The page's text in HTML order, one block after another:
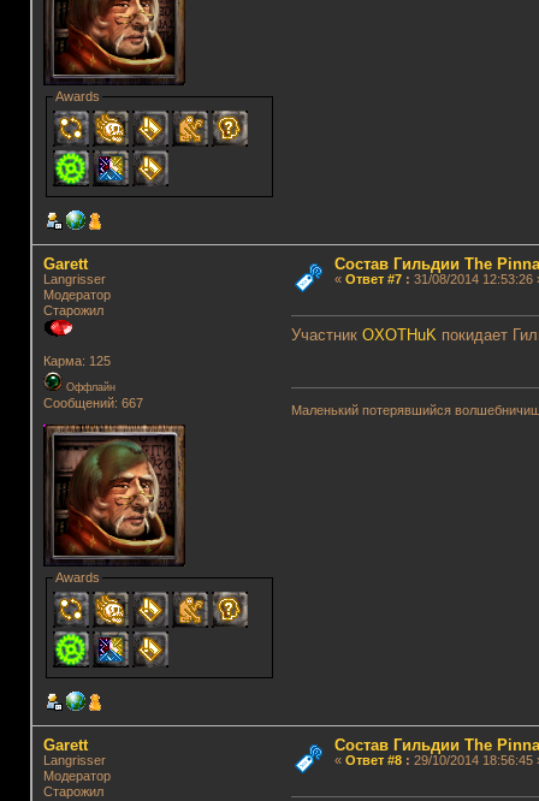
Awards
Garett
Langrisser
Модератор
Старожил
Карма: 125
Оффлайн
Сообщений: 667
Awards
Состав Гильдии The
« Ответ #7: 31/08/2014 12:53:26
УчастникOXOTHuK покидает
Маленький потерявшийся
Garett
Langrisser
Модератор
Старожил
Состав Гильдии The
« Ответ #8: 29/10/2014 18:56:45